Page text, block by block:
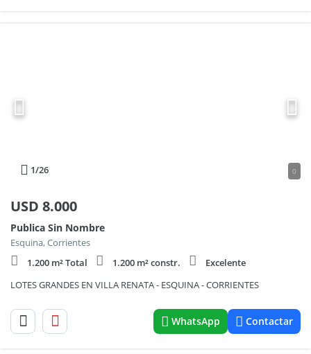
1/26 0
USD 8.000
Publica Sin Nombre
Esquina, Corrientes
1.200 m² Total
1.200 m² constr.
Excelente
LOTES GRANDES EN VILLA RENATA - ESQUINA - CORRIENTES
WhatsApp Contactar